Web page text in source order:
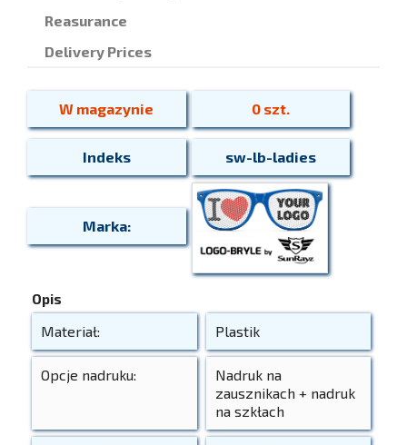
Reasurance
Delivery Prices
W magazynie 0 szt.
Indeks sw-lb-ladies
Marka:
Opis
Materiał: Plastik
Opcje nadruku:
Nadruk na
zausznikach + nadruk
na szkłach